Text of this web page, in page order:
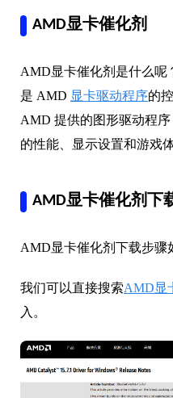
AMD显卡催化剂
AMD显卡催化剂是什么
是 AMD 显卡驱动程序的
AMD 提供的图形驱动程
的性能、显示设置和游戏体
AMD显卡催化剂下
AMD显卡催化剂下载步骤
我们可以直接搜索AMD显
入。